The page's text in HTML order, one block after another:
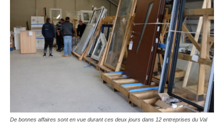
De bonnes affaires sont en vue durant ces deux jours dans 12 entreprises du Val